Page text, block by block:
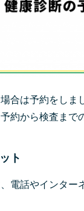
合は予約をしま
約から検査まで
ト
電話やインター